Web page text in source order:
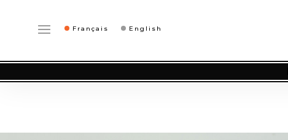
Français English